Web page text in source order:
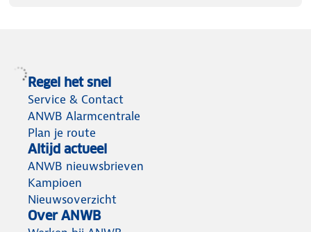
Regel het snel
Service & Contact
ANWB Alarmcentrale
Plan je route
Altijd actueel
ANWB nieuwsbrieven
Kampioen
Nieuwsoverzicht
Over ANWB